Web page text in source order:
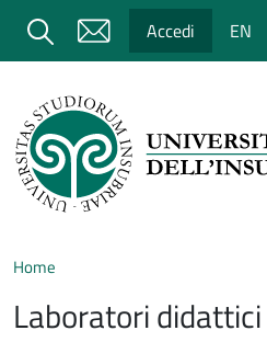
Salta al contenuto principale
Cerca Accedi EN
Home
Laboratori didattici